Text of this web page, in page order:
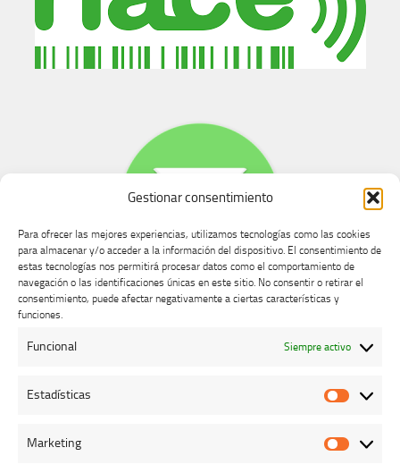
Gestionar consentimiento
Para ofrecer las mejores experiencias, utilizamos tecnologías como las cookies
para almacenar y/o acceder a la información del dispositivo. El consentimiento de
estas tecnologías nos permitirá procesar datos como el comportamiento de
navegación o las identificaciones únicas en este sitio. No consentir o retirar el
consentimiento, puede afectar negativamente a ciertas características y
funciones.
Funcional Siempre activo
Estadísticas
Marketing
Buzón de dudas, quejas y sugerencias